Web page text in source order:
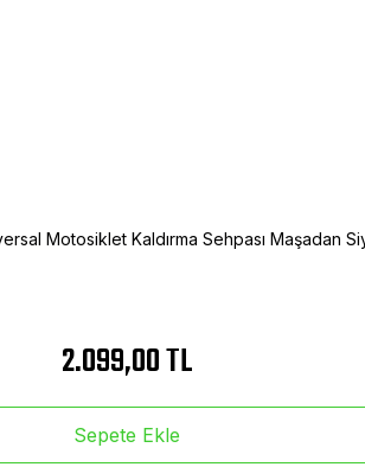
Motosiklet Kaldırma Sehpası Maşadan
2.099,00 TL
Sepete Ekle